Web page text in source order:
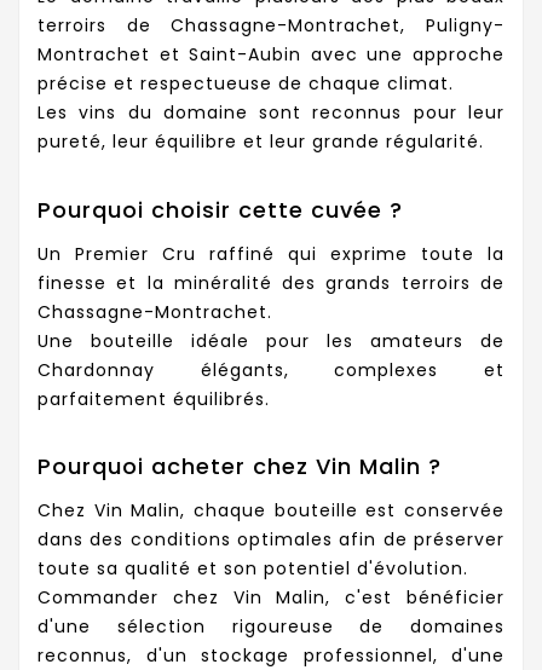
terroirs de Chassagne-Montrachet, Puligny-
Montrachet et Saint-Aubin avec une approche
précise et respectueuse de chaque climat.
Les vins du domaine sont reconnus pour leur
pureté, leur équilibre et leur grande régularité.
Pourquoi choisir cette cuvée ?
Un Premier Cru raffiné qui exprime toute la
finesse et la minéralité des grands terroirs de
Chassagne-Montrachet.
Une bouteille idéale pour les amateurs de
Chardonnay élégants, complexes et
parfaitement équilibrés.
Pourquoi acheter chez Vin Malin ?
Chez Vin Malin, chaque bouteille est conservée
dans des conditions optimales afin de préserver
toute sa qualité et son potentiel d'évolution.
Commander chez Vin Malin, c'est bénéficier
d'une sélection rigoureuse de domaines
reconnus, d'un stockage professionnel, d'une